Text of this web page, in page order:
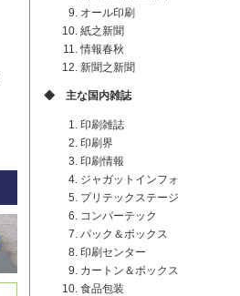
オール印刷 ２０
紙之新聞 ２０１３年
情報春秋 ２０１２年
新聞之新聞 ２０１２年
◆ 主な国内雑誌
印刷雑誌 １８９１
印刷界 １９５０（昭
印刷情報 １９５３
ジャガットインフォ ２
プリテックステージ ２
コンバーテック ２０
パック＆ボックス ２
印刷センター ２０
カートン＆ボックス ２
食品包装 ２００